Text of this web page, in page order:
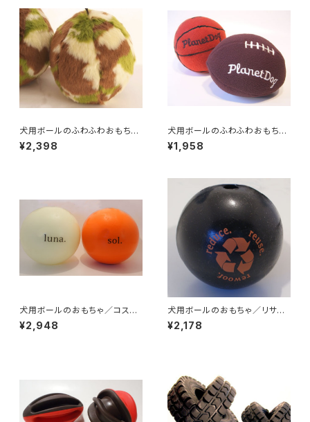
犬用ボールのふわふわおもちゃ
／ カモフラボール
¥2,398
犬用ボールのふわふわおもちゃ
／フリース バスケットボール
¥1,958
犬用ボールのおもちゃ／コスモ
スボール
¥2,948
犬用ボールのおもちゃ／リサイ
クルボール
¥2,178